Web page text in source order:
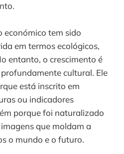
económico tem sido
em termos ecológicos,
entanto, o crescimento é
cultural. Ele
está inscrito em
ou indicadores
porque foi naturalizado
que moldam a
o mundo e o futuro.